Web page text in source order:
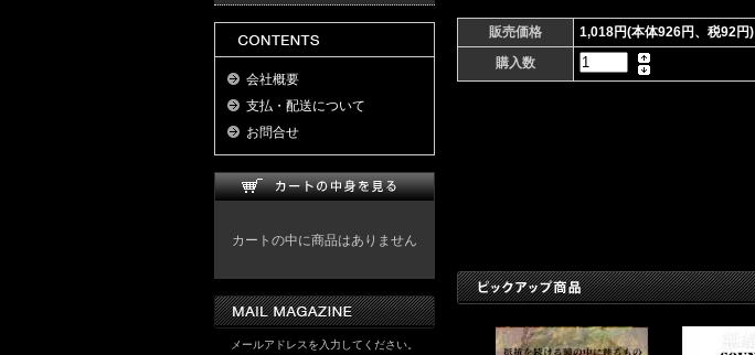
会社概要
支払・配送について
お問合せ
カートの中に商品はありません
メールアドレスを入力してください。
販売価格
1,018円(本体926円、税92円)
購入数